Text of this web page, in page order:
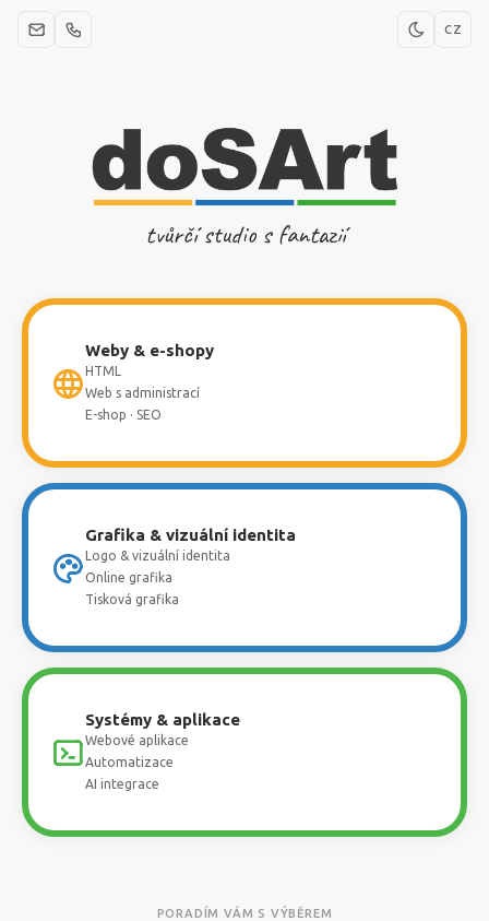
CZ
tvůrčí studio s fantazií
Weby & e-shopy
HTML
Web s administrací
E-shop · SEO
Grafika & vizuální identita
Logo & vizuální identita
Online grafika
Tisková grafika
Systémy & aplikace
Webové aplikace
Automatizace
AI integrace
PORADÍM VÁM S VÝBĚREM